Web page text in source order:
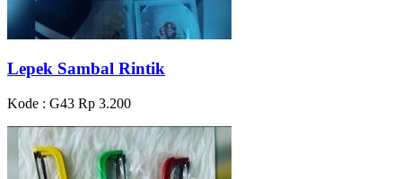
Lepek Sambal Rintik
Kode : G43 Rp 3.200